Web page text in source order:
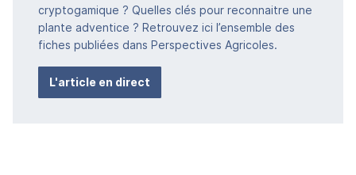
cryptogamique ? Quelles clés pour reconnaitre une
plante adventice ? Retrouvez ici l’ensemble des
fiches publiées dans Perspectives Agricoles.
L'article en direct